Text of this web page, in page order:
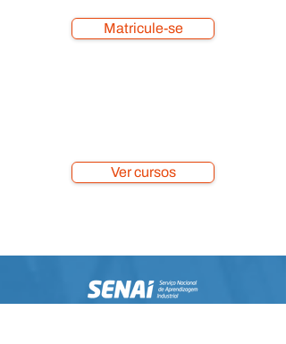
Matricule-se
Ver cursos